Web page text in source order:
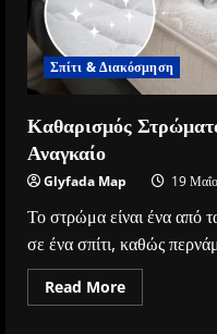
Σπίτι & Διακόσμηση
Καθαρισμός
Αναγκαίο
Glyfada Map 19
Το στρώμα είναι ένα από
σε ένα σπίτι, καθώς
Read MoreRead
more